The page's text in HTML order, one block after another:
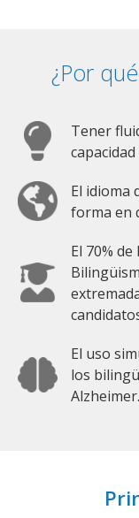
¿Por
Tener
El idioma
forma en
El 70%
El uso
los
Alzheimer.